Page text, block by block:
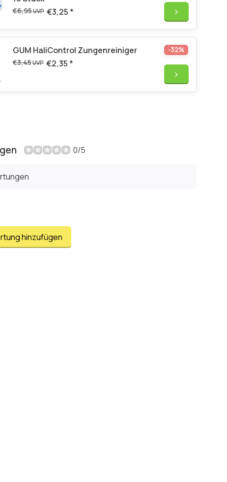
€6,95UVP €3,25 *
GUM HaliControl Zungenreiniger
€3,45UVP €2,35 *
-32%
0/5
hinzufügen